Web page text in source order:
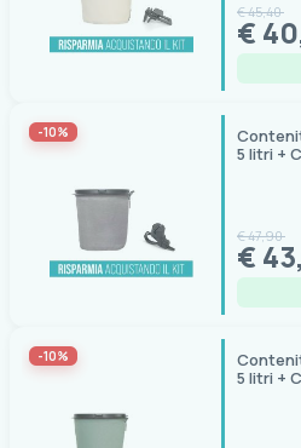
€ 45,40
€
-10%
5 litri +
€ 47,90
€
-10%
5 litri +